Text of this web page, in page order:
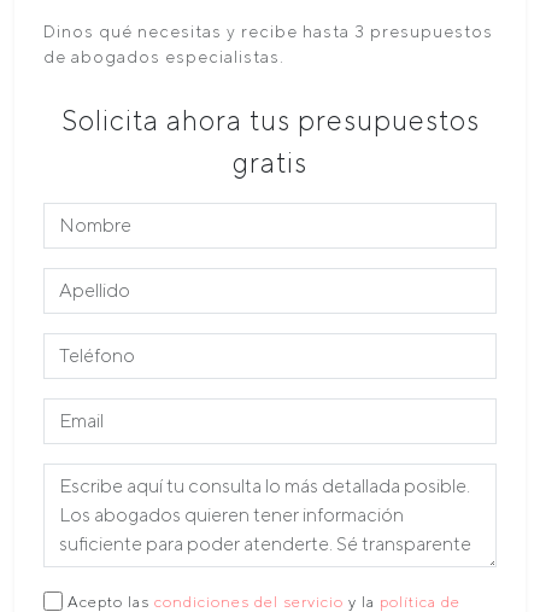
Dinos qué necesitas y recibe hasta 3 presupuestos
de abogados especialistas.
Solicita ahora tus presupuestos
gratis
Acepto las condiciones del servicio y la política de